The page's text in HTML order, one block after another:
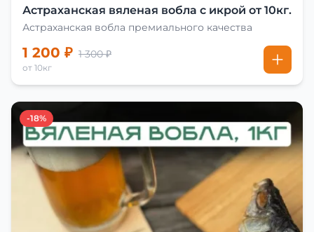
Астраханская вяленая вобла с икрой от 10кг.
Астраханская вобла премиального качества
1 200 ₽ 1 300 ₽
от 10кг
-18%